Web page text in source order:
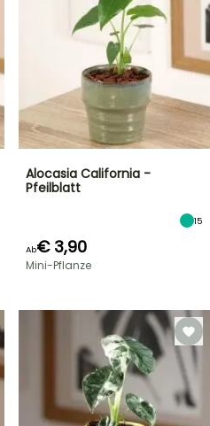
Alocasia California -
Pfeilblatt
15
Ab€ 3,90
Mini-Pflanze